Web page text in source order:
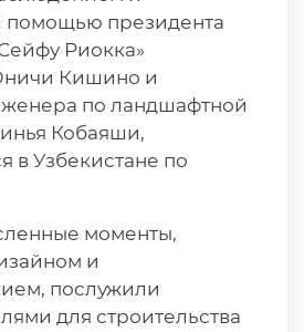
помощью президента
Риокка»
Кишино и
по ландшафтной
Кобаяши,
в Узбекистане по
моменты,
и
послужили
для строительства